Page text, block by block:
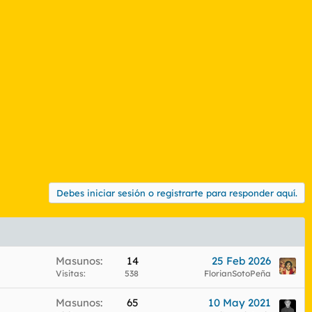
Debes iniciar sesión o registrarte para responder aquí.
Masunos 14
Visitas 538
25 Feb 2026
FlorianSotoPeña
Masunos 65 10 May 2021